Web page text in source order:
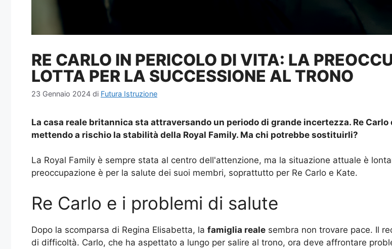
RE CARLO IN PERICOLO DI VITA: LA
LOTTA PER LA SUCCESSIONE AL TRONO
23 Gennaio 2024 di Futura Istruzione
La casa reale britannica sta attraversando un periodo di grande incertezza. Re
mettendo a rischio la stabilità della Royal Family. Ma chi potrebbe sostituirli?
La Royal Family è sempre stata al centro dell'attenzione, ma la situazione attuale è
preoccupazione è per la salute dei suoi membri, soprattutto per Re Carlo e Kate.
Re Carlo e i problemi di salute
Dopo la scomparsa di Regina Elisabetta, la famiglia reale sembra non trovare pace. Il
di difficoltà. Carlo, che ha aspettato a lungo per salire al trono, ora deve affrontare